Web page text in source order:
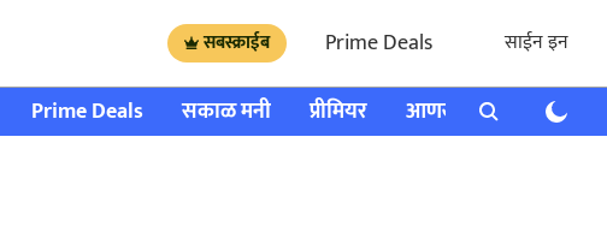
सबस्क्राईब Prime Deals साईन इन
Prime Deals सकाळ मनी प्रीमियर आणखी राशी भविष्य